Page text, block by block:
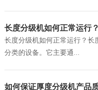
长度分级机如何正常运行？
长度分级机如何正常运行？长
分类的设备。它主要通...
如何保证厚度分级机产品